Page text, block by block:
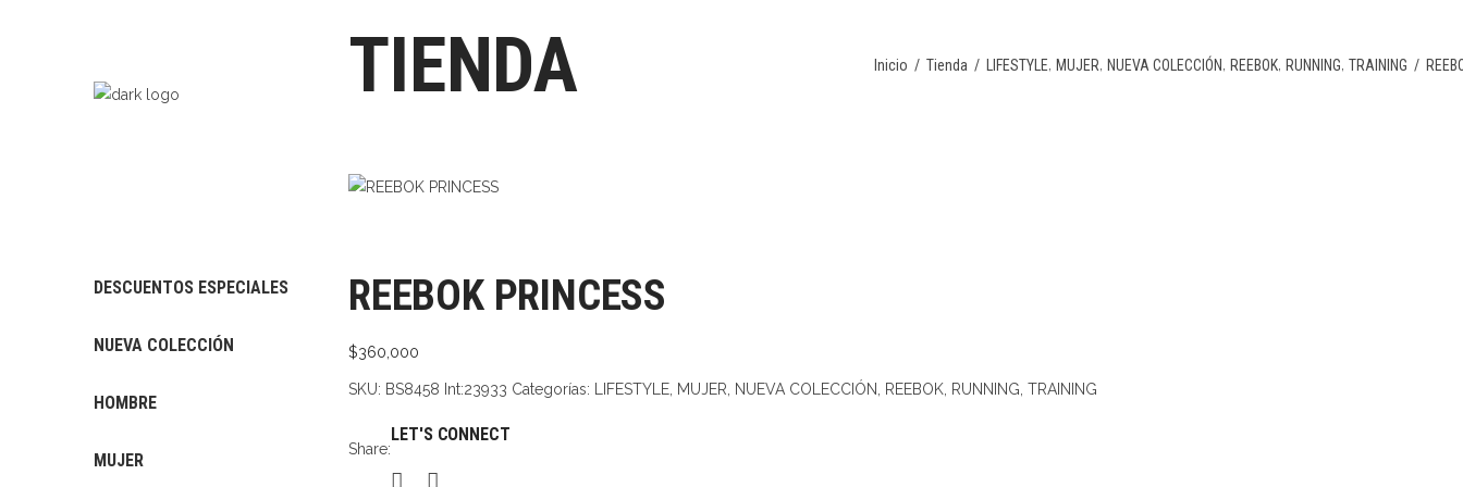
DESCUENTOS ESPECIALES
NUEVA COLECCIÓN
HOMBRE
MUJER
TIENDA Inicio / Tienda / LIFESTYLE MUJER NUEVA COLECCIÓN REEBOK RUNNING TRAINING /
REEBOK PRINCESS
$360,000
SKU: BS8458 Int:23933 Categorías: LIFESTYLE MUJER NUEVA COLECCIÓN REEBOK RUNNING TRAINING
Share:
LET'S CONNECT